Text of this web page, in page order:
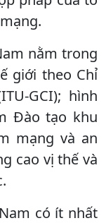
nằm trong
giới theo Chỉ
GCI); hình
Đào tạo khu
mạng và an
cao vị thế và
có ít nhất